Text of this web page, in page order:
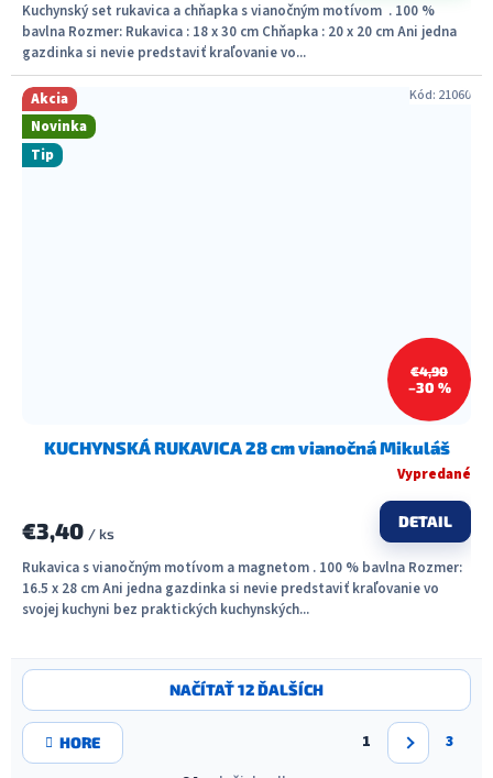
Kuchynský set rukavica a chňapka s vianočným motívom . 100 %
bavlna Rozmer: Rukavica : 18 x 30 cm Chňapka : 20 x 20 cm Ani jedna
gazdinka si nevie predstaviť kraľovanie vo...
Akcia
Novinka
Tip
€4,90
–30 %
KUCHYNSKÁ RUKAVICA 28 cm vianočná Mikuláš
Vypredané
€3,40 / ks
DETAIL
Rukavica s vianočným motívom a magnetom . 100 % bavlna Rozmer:
16.5 x 28 cm Ani jedna gazdinka si nevie predstaviť kraľovanie vo
svojej kuchyni bez praktických kuchynských...
Kód: 21060
O
v
l
d
NAČÍTAŤ 12 ĎALŠÍCH
S
t
r
1 3
HORE